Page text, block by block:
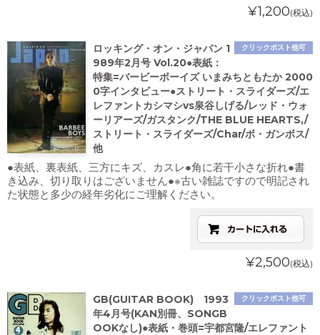
¥1,200(税込)
クリックポスト他可
ロッキング・オン・ジャパン 1
989年2月号 Vol.20●表紙：
特集=バービーボーイズ いまみちともたか 2000
0字インタビュー●ストリート・スライダーズ/エ
レファントカシマシvs泉谷しげる/レッド・ウォ
ーリアーズ/ガスタンク/THE BLUE HEARTS,/
ストリート・スライダーズ/Char/ボ・ガンボス/
他
●表紙、裏表紙、三方にキズ、カスレ●角に若干小さな折れ●書
き込み、切り取りはございません●※古い雑誌ですので明記され
た状態と多少の経年劣化にご理解ください。
¥2,500(税込)
クリックポスト他可
GB(GUITAR BOOK) 1993
年4月号(KAN別冊、SONGB
OOKなし)●表紙・巻頭=宇都宮隆/エレファント